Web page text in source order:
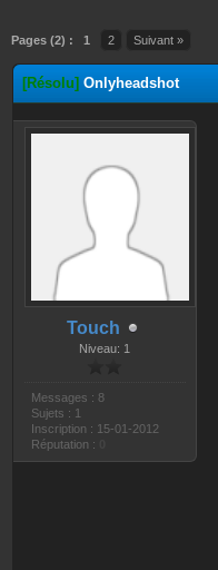
Pages (2) : 1 2 Suivant »
[Résolu] Onlyheadshot
Touch
Niveau: 1
Messages : 8
Sujets : 1
Inscription : 15-01-2012
Réputation :